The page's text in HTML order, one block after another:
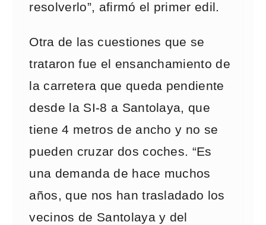
resolverlo”, afirmó el primer edil.
Otra de las cuestiones que se
trataron fue el ensanchamiento de
la carretera que queda pendiente
desde la SI-8 a Santolaya, que
tiene 4 metros de ancho y no se
pueden cruzar dos coches. “Es
una demanda de hace muchos
años, que nos han trasladado los
vecinos de Santolaya y del